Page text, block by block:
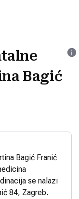
Bagić
Bagić Franić
se nalazi
84, Zagreb.